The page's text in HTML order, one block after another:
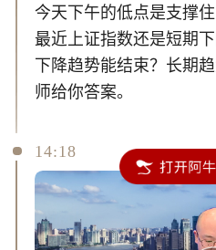
今天下午的低点是支撑
最近上证指数还是短期
下降趋势能结束？长期
师给你答案。
14:18